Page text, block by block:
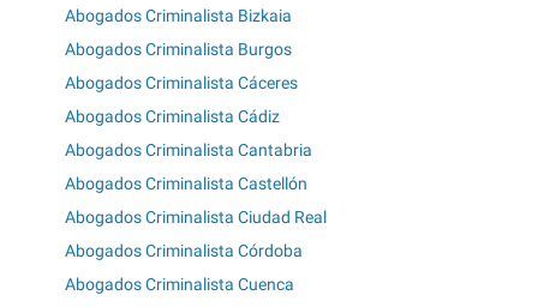
Abogados Criminalista Bizkaia
Abogados Criminalista Burgos
Abogados Criminalista Cáceres
Abogados Criminalista Cádiz
Abogados Criminalista Cantabria
Abogados Criminalista Castellón
Abogados Criminalista Ciudad Real
Abogados Criminalista Córdoba
Abogados Criminalista Cuenca